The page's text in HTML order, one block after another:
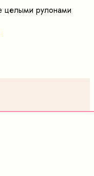
целыми рулонами